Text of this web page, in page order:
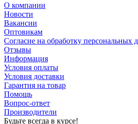
О компании
Новости
Вакансии
Оптовикам
Cогласие на обработку персональных
Отзывы
Информация
Условия оплаты
Условия доставки
Гарантия на товар
Помощь
Вопрос-ответ
Производители
Будьте всегда в курсе!